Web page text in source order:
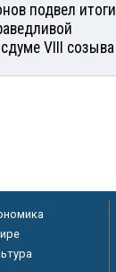
подвел итоги
VIII созыва